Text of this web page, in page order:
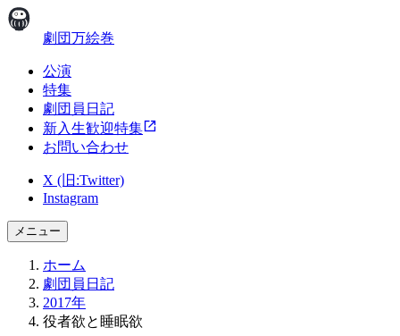
劇団万絵巻
公演
特集
劇団員日記
新入生歓迎特集
お問い合わせ
X (旧:Twitter)
Instagram
メニュー
ホーム
劇団員日記
2017年
役者欲と睡眠欲